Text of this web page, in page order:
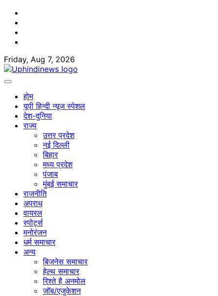
Skip
content
Friday, Aug 7, 2026
होम
यूपी हिन्दी न्यूज स्पेशल
देश-दुनिया
राज्य
उत्तर प्रदेश
नई दिल्ली
बिहार
मध्य प्रदेश
पंजाब
मुंबई समाचार
राजनीति
अपराध
वायरल
स्पोर्ट्स
मनोरंजन
धर्म समाचार
अन्य
बिजनेस समाचार
हेल्थ समाचार
रिश्ते है अनमोल
जॉब/एजुकेशन